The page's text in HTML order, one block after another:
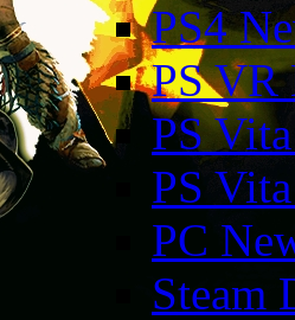
PS4
PS VR
PS
PS
PC
Steam